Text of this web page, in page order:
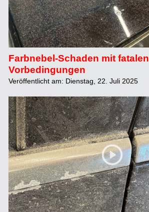
Farbnebel-Schaden mit fatalen
Vorbedingungen
Veröffentlicht am: Dienstag, 22. Juli 2025